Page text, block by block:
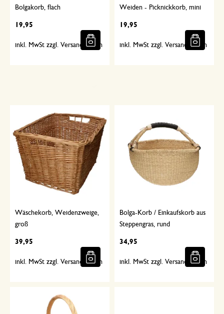
Bolgakorb, flach
19,95
inkl. MwSt zzgl. Versandkosten
Weiden - Picknickkorb, mini
19,95
inkl. MwSt zzgl. Versandkosten
Wäschekorb, Weidenzweige,
groß
39,95
inkl. MwSt zzgl. Versandkosten
Bolga-Korb / Einkaufskorb aus
Steppengras, rund
34,95
inkl. MwSt zzgl. Versandkosten